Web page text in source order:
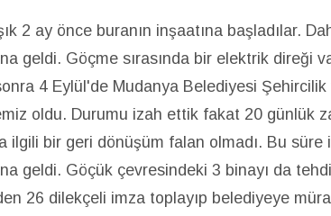
2 ay önce buranın inşaatına başladılar.
geldi. Göçme sırasında bir elektrik direği
4 Eylül'de Mudanya Belediyesi
oldu. Durumu izah ettik fakat 20 günlük
ilgili bir geri dönüşüm falan olmadı. Bu
geldi. Göçük çevresindeki 3 binayı da
26 dilekçeli imza toplayıp belediyeye